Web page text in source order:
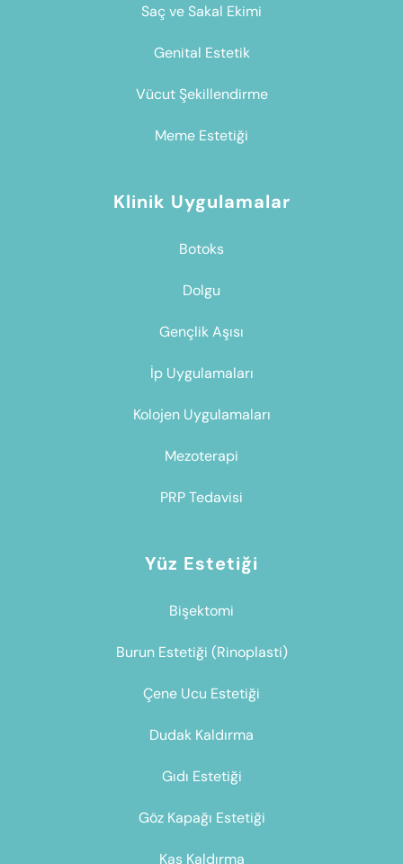
Saç ve Sakal Ekimi
Genital Estetik
Vücut Şekillendirme
Meme Estetiği
Klinik Uygulamalar
Botoks
Dolgu
Gençlik Aşısı
İp Uygulamaları
Kolojen Uygulamaları
Mezoterapi
PRP Tedavisi
Yüz Estetiği
Bişektomi
Burun Estetiği (Rinoplasti)
Çene Ucu Estetiği
Dudak Kaldırma
Gıdı Estetiği
Göz Kapağı Estetiği
Kaş Kaldırma